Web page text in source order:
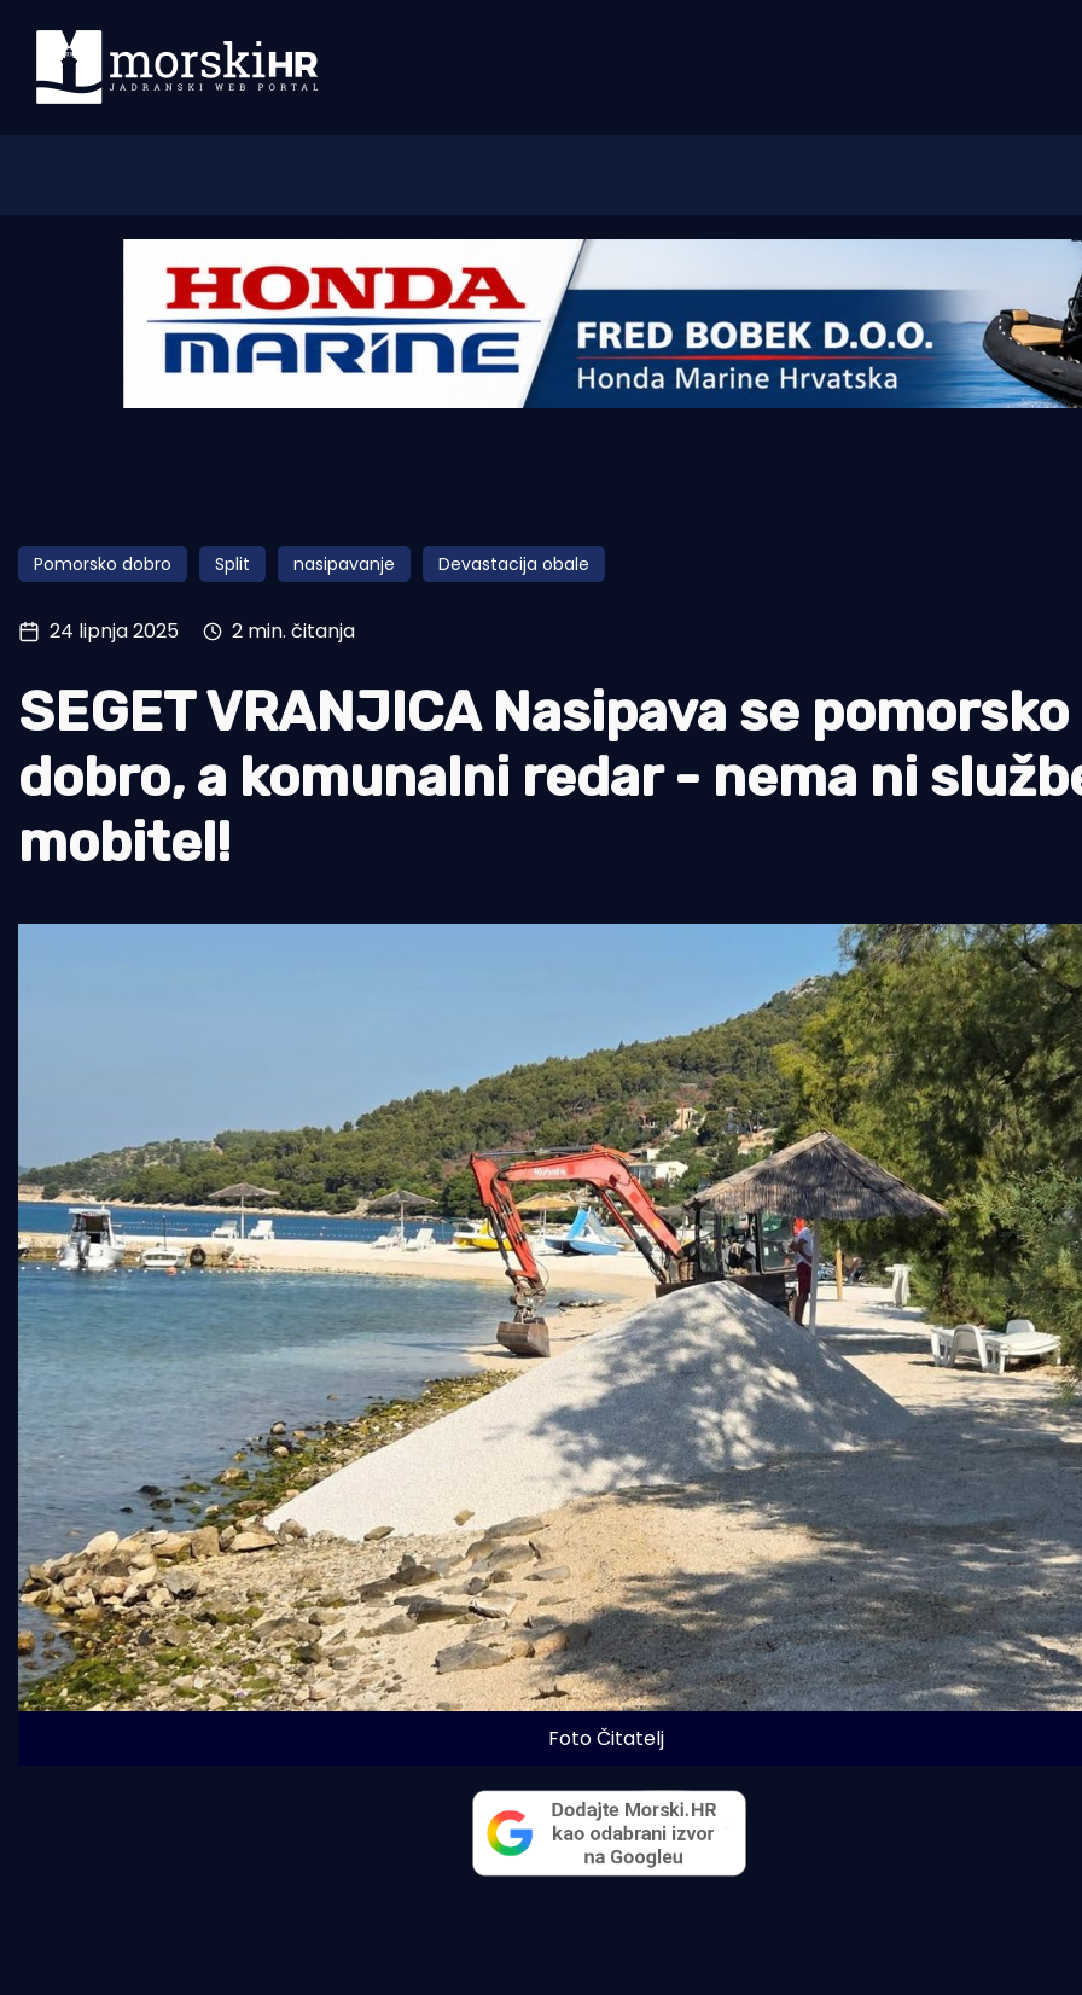
Morski plus
Pomorstvo
Ribolov
Tradicija i kultura
Pomorsko dobro Split nasipavanje Devastacija obale
24 lipnja 2025 2 min. čitanja
SEGET VRANJICA Nasipava se pomorsko
dobro, a komunalni redar - nema ni
mobitel!
Foto Čitatelj